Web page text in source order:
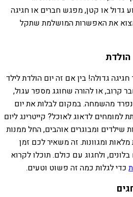
גדול או קטן, מפגש חברים או חגיגה
את האפשרות המושלמת שתקל
הולדת
גדולה! בין אם זה יום הולדת לילד
קרוב, או להורה שחוגג מספר עגול,
מהשמחה. במקום לבלות את יום
למומחים לדאוג לאוכל? קייטרינג ליום
שילדים ומבוגרים אוהבים, החל ממנות
ומגוונות. זה משאיר לכם זמן
ולחגוג עם כולם. תוכלו לקרוא
כדי לגלות כמה זה פשוט וטעים.